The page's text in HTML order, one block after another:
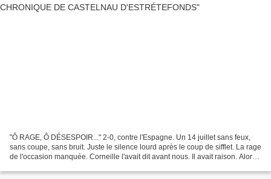
"Ô RAGE, Ô DÉSESPOIR..." 2-0, contre l'Espagne. Un 14 juillet sans feux,
sans coupe, sans bruit. Juste le silence lourd après le coup de sifflet. La rage
de l'occasion manquée. Corneille l'avait dit avant nous. Il avait raison. Alors